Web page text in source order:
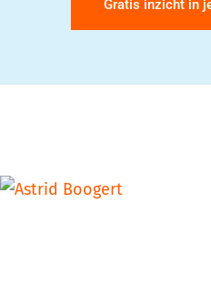
Gratis inzicht in